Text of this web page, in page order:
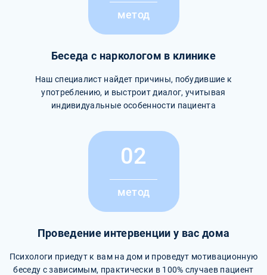
метод
Беседа с наркологом в клинике
Наш специалист найдет причины, побудившие к
употреблению, и выстроит диалог, учитывая
индивидуальные особенности пациента
02
метод
Проведение интервенции у вас дома
Психологи приедут к вам на дом и проведут мотивационную
беседу с зависимым, практически в 100% случаев пациент